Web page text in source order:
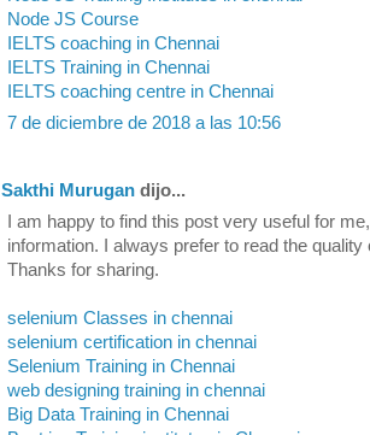
Node JS Course
IELTS coaching in Chennai
IELTS Training in Chennai
IELTS coaching centre in Chennai
7 de diciembre de 2018 a las 10:56
Sakthi Murugan dijo...
I am happy to find this post very useful for
information. I always prefer to read the
Thanks for sharing.
selenium Classes in chennai
selenium certification in chennai
Selenium Training in Chennai
web designing training in chennai
Big Data Training in Chennai